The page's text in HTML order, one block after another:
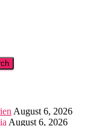
August 6, 2026
August 6, 2026